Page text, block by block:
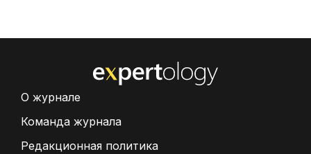
О журнале
Команда журнала
Редакционная политика